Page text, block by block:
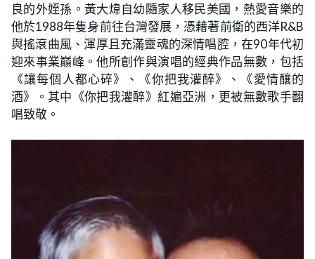
良的外姪孫。黃大煒自幼隨家人移民美國，熱愛音樂的
他於1988年隻身前往台灣發展，憑藉著前衛的西洋R&B
與搖滾曲風、渾厚且充滿靈魂的深情唱腔，在90年代初
迎來事業巔峰。他所創作與演唱的經典作品無數，包括
《讓每個人都心碎》、《你把我灌醉》、《愛情釀的
酒》。其中《你把我灌醉》紅遍亞洲，更被無數歌手翻
唱致敬。